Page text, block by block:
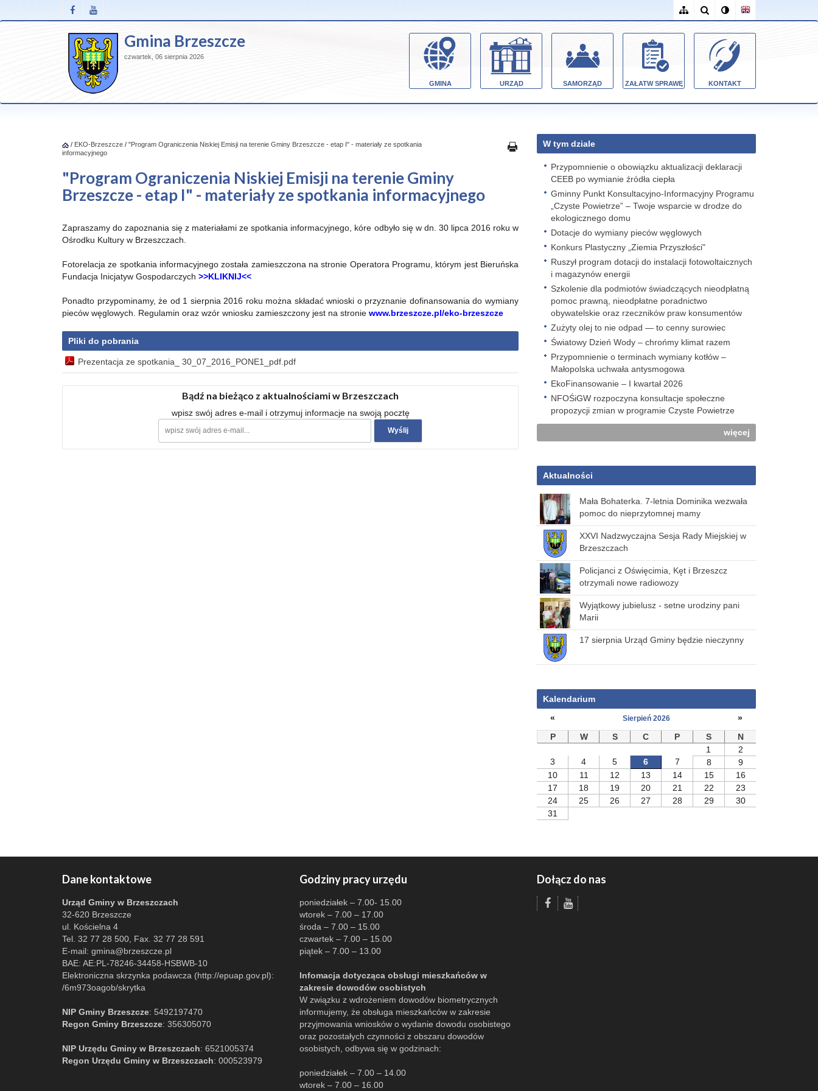
Gmina Brzeszcze
czwartek, 06 sierpnia 2026
GMINA URZĄD SAMORZĄD ZAŁATW SPRAWĘ KONTAKT
/ EKO-Brzeszcze / "Program Ograniczenia Niskiej Emisji na terenie Gminy Brzeszcze - etap I" - materiały ze spotkania
informacyjnego
"Program Ograniczenia Niskiej Emisji na terenie Gminy
Brzeszcze - etap I" - materiały ze spotkania informacyjnego
Zapraszamy do zapoznania się z materiałami ze spotkania informacyjnego, kóre odbyło się w dn. 30 lipca 2016 roku w
Ośrodku Kultury w Brzeszczach.
Fotorelacja ze spotkania informacyjnego została zamieszczona na stronie Operatora Programu, którym jest Bieruńska
Fundacja Inicjatyw Gospodarczych >>KLIKNIJ<<
Ponadto przypominamy, że od 1 sierpnia 2016 roku można składać wnioski o przyznanie dofinansowania do wymiany
pieców węglowych. Regulamin oraz wzór wniosku zamieszczony jest na stronie www.brzeszcze.pl/eko-brzeszcze
Pliki do pobrania
Prezentacja ze spotkania_ 30_07_2016_PONE1_pdf.pdf
Bądź na bieżąco z aktualnościami w Brzeszczach
wpisz swój adres e-mail i otrzymuj informacje na swoją pocztę
W tym dziale
Przypomnienie o obowiązku aktualizacji deklaracji
CEEB po wymianie źródła ciepła
Gminny Punkt Konsultacyjno-Informacyjny Programu
„Czyste Powietrze” – Twoje wsparcie w drodze do
ekologicznego domu
Dotacje do wymiany pieców węglowych
Konkurs Plastyczny „Ziemia Przyszłości"
Ruszył program dotacji do instalacji fotowoltaicznych
i magazynów energii
Szkolenie dla podmiotów świadczących nieodpłatną
pomoc prawną, nieodpłatne poradnictwo
obywatelskie oraz rzeczników praw konsumentów
Zużyty olej to nie odpad — to cenny surowiec
Światowy Dzień Wody – chrońmy klimat razem
Przypomnienie o terminach wymiany kotłów –
Małopolska uchwała antysmogowa
EkoFinansowanie – I kwartał 2026
NFOŚiGW rozpoczyna konsultacje społeczne
propozycji zmian w programie Czyste Powietrze
więcej
Aktualności
Mała Bohaterka. 7-letnia Dominika wezwała
pomoc do nieprzytomnej mamy
XXVI Nadzwyczajna Sesja Rady Miejskiej w
Brzeszczach
Policjanci z Oświęcimia, Kęt i Brzeszcz
otrzymali nowe radiowozy
Wyjątkowy jubielusz - setne urodziny pani
Marii
17 sierpnia Urząd Gminy będzie nieczynny
Kalendarium
«
Sierpień 2026
»
P
W S C P S
N
1
2
3
4 5 6 7 8
9
10
11 12 13 14 15
16
17
18 19 20 21 22
23
24
25 26 27 28 29
30
31
Dane kontaktowe
Urząd Gminy w Brzeszczach
32-620 Brzeszcze
ul. Kościelna 4
Tel. 32 77 28 500, Fax. 32 77 28 591
E-mail: gmina@brzeszcze.pl
BAE: AE:PL-78246-34458-HSBWB-10
Elektroniczna skrzynka podawcza (http://epuap.gov.pl):
/6m973oagob/skrytka
NIP Gminy Brzeszcze: 5492197470
Regon Gminy Brzeszcze: 356305070
NIP Urzędu Gminy w Brzeszczach: 6521005374
Regon Urzędu Gminy w Brzeszczach: 000523979
Godziny pracy urzędu
poniedziałek – 7.00- 15.00
wtorek – 7.00 – 17.00
środa – 7.00 – 15.00
czwartek – 7.00 – 15.00
piątek – 7.00 – 13.00
Infomacja dotycząca obsługi mieszkańców w
zakresie dowodów osobistych
W związku z wdrożeniem dowodów biometrycznych
informujemy, że obsługa mieszkańców w zakresie
przyjmowania wniosków o wydanie dowodu osobistego
oraz pozostałych czynności z obszaru dowodów
osobistych, odbywa się w godzinach:
poniedziałek – 7.00 – 14.00
wtorek – 7.00 – 16.00
Dołącz do nas